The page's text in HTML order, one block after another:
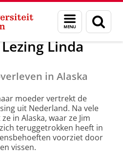
Menu
en
zoeken
Activiteiten overzicht
Linda
in Alaska
moeder vertrekt de
uit Nederland. Na vele
in Alaska, waar ze Jim
teruggetrokken heeft in
voorziet door
vissen.